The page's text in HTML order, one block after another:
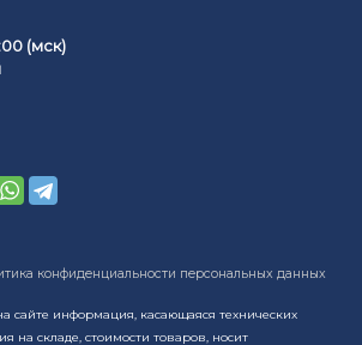
(мск)
конфиденциальности персональных данных
сайте информация, касающаяся технических
на складе, стоимости товаров, носит